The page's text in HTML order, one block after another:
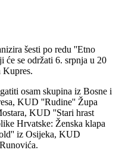
šesti po redu ''Etno
se održati 6. srpnja u 20
Kupres.
osam skupina iz Bosne i
KUD ''Rudine'' Župa
KUD ''Stari hrast
Hrvatske: Ženska klapa
iz Osijeka, KUD